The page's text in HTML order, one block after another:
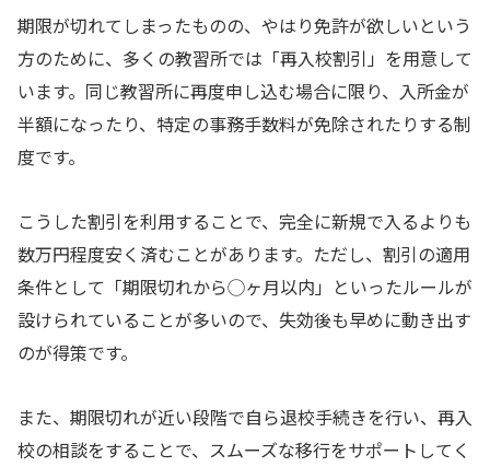
期限が切れてしまったものの、やはり免許が欲しいという
方のために、多くの教習所では「再入校割引」を用意して
います。同じ教習所に再度申し込む場合に限り、入所金が
半額になったり、特定の事務手数料が免除されたりする制
度です。
こうした割引を利用することで、完全に新規で入るよりも
数万円程度安く済むことがあります。ただし、割引の適用
条件として「期限切れから◯ヶ月以内」といったルールが
設けられていることが多いので、失効後も早めに動き出す
のが得策です。
また、期限切れが近い段階で自ら退校手続きを行い、再入
校の相談をすることで、スムーズな移行をサポートしてく